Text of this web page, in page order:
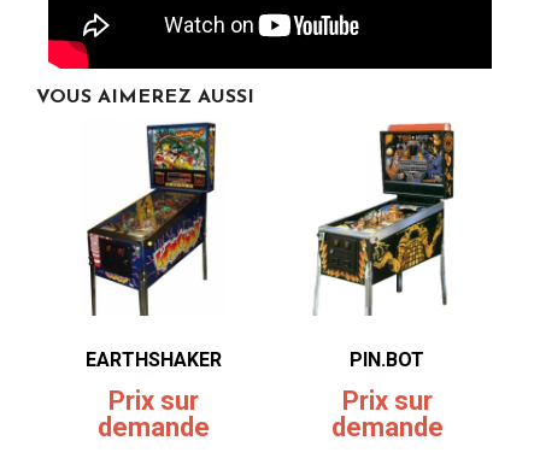
VOUS AIMEREZ AUSSI
EARTHSHAKER
Prix sur
demande
PIN.BOT
Prix sur
demande